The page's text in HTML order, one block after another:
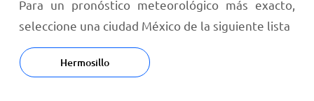
Para un pronóstico meteorológico más exacto,
seleccione una ciudad México de la siguiente lista
Hermosillo